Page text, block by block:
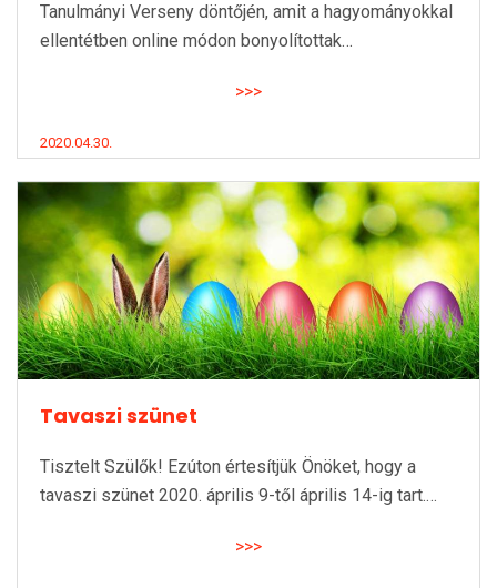
Tanulmányi Verseny döntőjén, amit a hagyományokkal
ellentétben online módon bonyolítottak…
>>>
2020.04.30.
Tavaszi szünet
Tisztelt Szülők! Ezúton értesítjük Önöket, hogy a
tavaszi szünet 2020. április 9-től április 14-ig tart.…
>>>